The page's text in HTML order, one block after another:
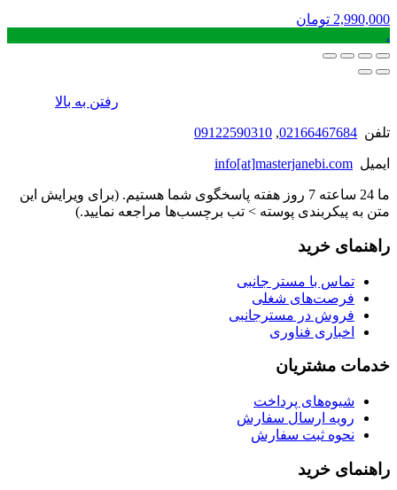
2,990,000 تومان
.
رفتن به بالا
تلفن 02166467684
,
09122590310
ایمیل info[at]masterjanebi.com
ما 24 ساعته 7 روز هفته پاسخگوی شما هستیم. (برای ویرایش این
متن به پیکربندی پوسته > تب برچسب‌ها مراجعه نمایید.)
راهنمای خرید
تماس با مستر جانبی
فرصت‌های شغلی
فروش در مسترجانبی
اخباری فناوری
خدمات مشتریان
شیوه‌های پرداخت
رویه ارسال سفارش
نحوه ثبت سفارش
راهنمای خرید